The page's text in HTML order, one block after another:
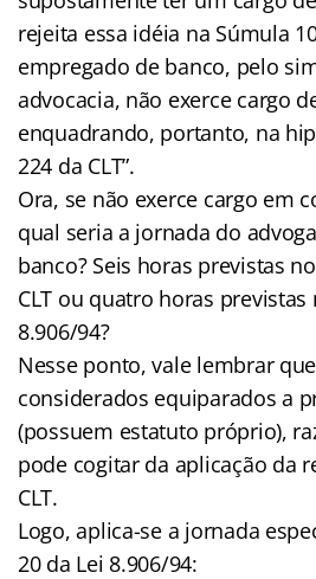
rejeita essa idéia na Súmula
empregado de banco, pelo
advocacia, não exerce cargo
enquadrando, portanto, na
224 da CLT”.
Ora, se não exerce cargo em
qual seria a jornada do
banco? Seis horas previstas
CLT ou quatro horas previstas
8.906/94?
Nesse ponto, vale lembrar
considerados equiparados a
(possuem estatuto próprio),
pode cogitar da aplicação da
CLT.
Logo, aplica-se a jornada
20 da Lei 8.906/94: